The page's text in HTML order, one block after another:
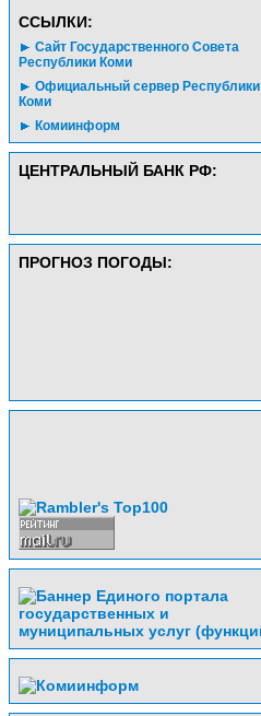
CСЫЛКИ:
Сайт Государственного Совета
Республики Коми
Официальный сервер Республики
Коми
Комиинформ
ЦЕНТРАЛЬНЫЙ БАНК РФ:
ПРОГНОЗ ПОГОДЫ: